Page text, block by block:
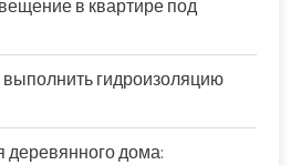
в квартире под
выполнить гидроизоляцию
деревянного дома: